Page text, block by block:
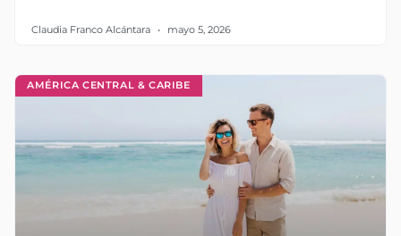
Claudia Franco Alcántara mayo 5, 2026
AMÉRICA CENTRAL & CARIBE